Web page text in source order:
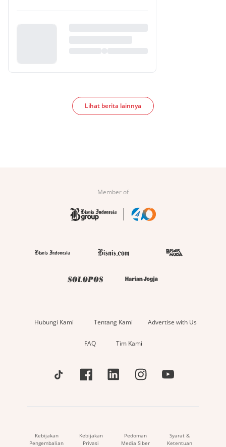
Lihat berita lainnya
Member of
Hubungi Kami Tentang Kami Advertise with Us
FAQ Tim Kami
Kebijakan
Pengembalian
Kebijakan
Privasi
Pedoman
Media Siber
Syarat &
Ketentuan